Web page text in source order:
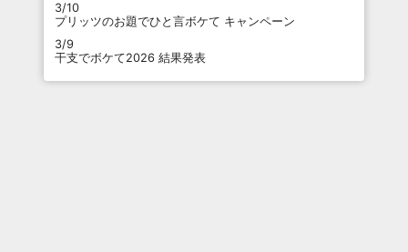
3/10
プリッツのお題でひと言ボケて キャンペーン
3/9
干支でボケて2026 結果発表